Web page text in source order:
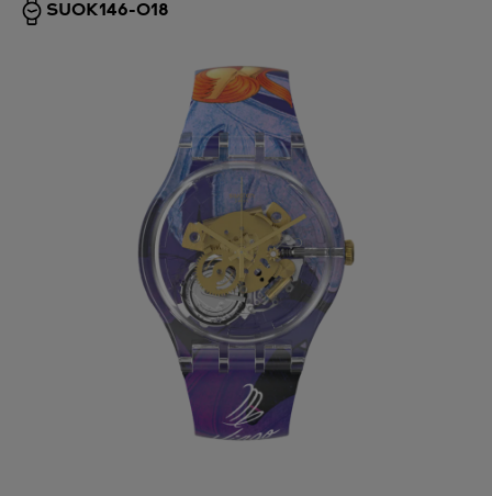
SUOK146-018